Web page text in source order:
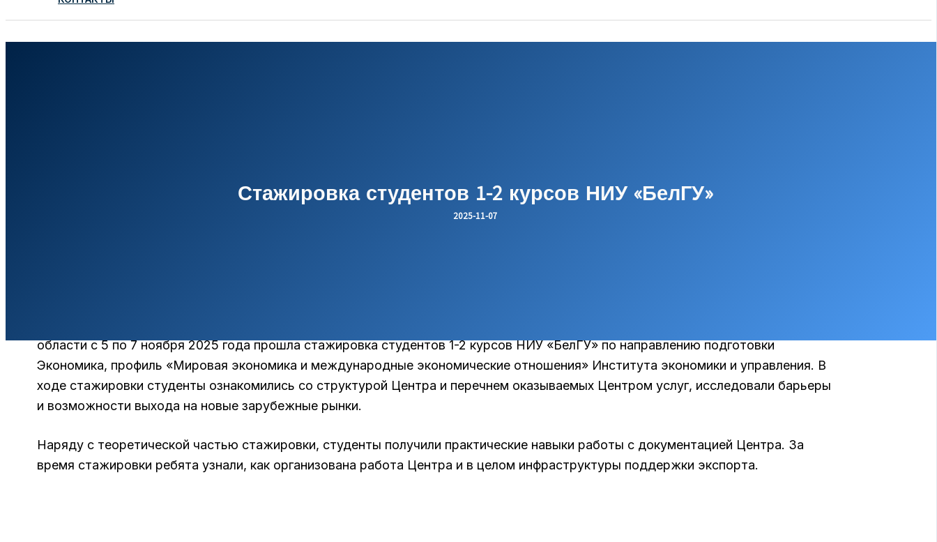
Стажировка студентов 1-2 курсов НИУ «БелГУ»
2025-11-07
области с 5 по 7 ноября 2025 года прошла стажировка студентов 1-2 курсов НИУ «БелГУ» по направлению подготовки
Экономика, профиль «Мировая экономика и международные экономические отношения» Института экономики и управления. В
ходе стажировки студенты ознакомились со структурой Центра и перечнем оказываемых Центром услуг, исследовали барьеры
и возможности выхода на новые зарубежные рынки.
Наряду с теоретической частью стажировки, студенты получили практические навыки работы с документацией Центра. За
время стажировки ребята узнали, как организована работа Центра и в целом инфраструктуры поддержки экспорта.